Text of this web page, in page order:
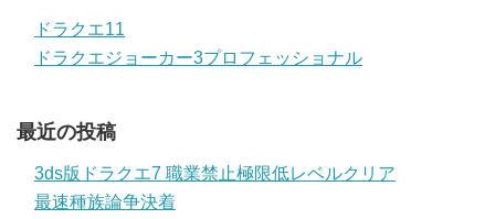
ドラクエ11
ドラクエジョーカー3プロフェッショナル
最近の投稿
3ds版ドラクエ7 職業禁止極限低レベルクリア
最速種族論争決着